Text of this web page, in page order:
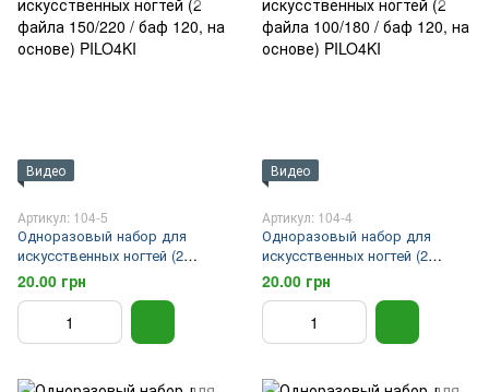
Видео
Артикул: 104-5
Одноразовый набор для
искусственных ногтей (2
файла 150/220 / баф 120, на
основе) PILO4KI
20.00 грн
Видео
Артикул: 104-4
Одноразовый набор для
искусственных ногтей (2
файла 100/180 / баф 120, на
основе) PILO4KI
20.00 грн